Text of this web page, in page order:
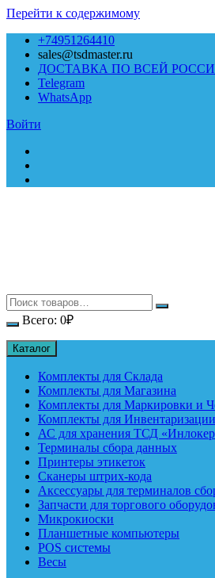
Перейти к содержимому
+74951264410
sales@tsdmaster.ru
ДОСТАВКА ПО ВСЕЙ
Telegram
WhatsApp
Войти
Всего: 0₽
Каталог
Комплекты для Склада
Комплекты для Магазина
Комплекты для Маркировки и
Комплекты для
АС для хранения ТСД
Терминалы сбора данных
Принтеры этикеток
Сканеры штрих-кода
Аксессуары для терминалов
Запчасти для торгового
Микрокиоски
Планшетные компьютеры
POS системы
Весы